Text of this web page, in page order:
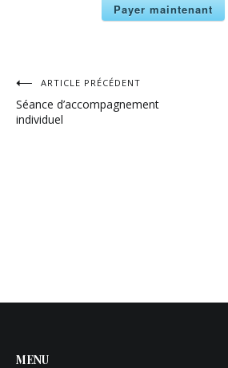
Payer maintenant
Navigation
de
ARTICLE PRÉCÉDENT
Séance d’accompagnement
individuel
MENU